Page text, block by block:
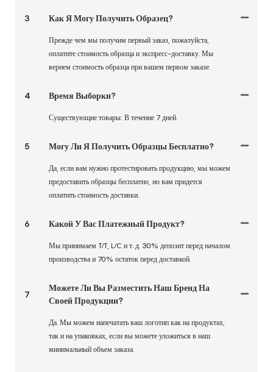
3 Как Я Могу Получить Образец?
Прежде чем мы получим первый заказ, пожалуйста,
оплатите стоимость образца и экспресс-доставку. Мы
вернем стоимость образца при вашем первом заказе.
4 Время Выборки?
Существующие товары: В течение 7 дней.
5 Могу Ли Я Получить Образцы Бесплатно?
Да, если вам нужно протестировать продукцию, мы можем
предоставить образцы бесплатно, но вам придется
оплатить стоимость доставки.
6 Какой У Вас Платежный Продукт?
Мы принимаем T/T, L/C и т. д. 30% депозит перед началом
производства и 70% остаток перед доставкой.
7
Можете Ли Вы Разместить Наш Бренд На
Своей Продукции?
Да. Мы можем напечатать ваш логотип как на продуктах,
так и на упаковках, если вы можете уложиться в наш
минимальный объем заказа.